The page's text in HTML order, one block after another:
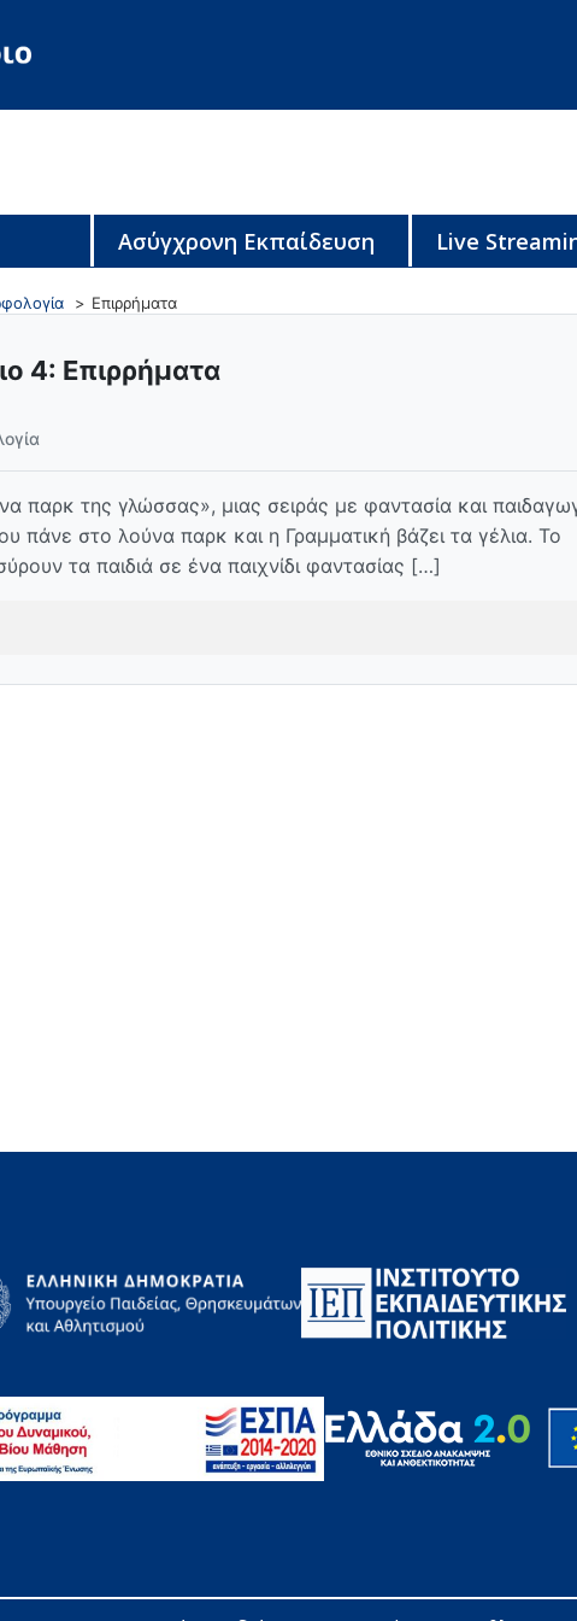
Ασύγχρονη Εκπαίδευση Live
Επιρρήματα
4: Επιρρήματα
παρκ της γλώσσας», μιας σειράς με φαντασία και
πάνε στο λούνα παρκ και η Γραμματική βάζει τα γέλια. Το
τα παιδιά σε ένα παιχνίδι φαντασίας […]